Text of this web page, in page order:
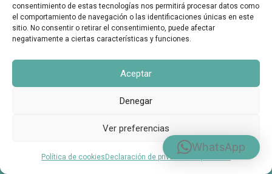
consentimiento de estas tecnologías nos permitirá procesar datos como
el comportamiento de navegación o las identificaciones únicas en este
sitio. No consentir o retirar el consentimiento, puede afectar
negativamente a ciertas características y funciones.
Aceptar
Denegar
Ver preferencias
Política de cookies Declaración de privacidad
Formas de Pago
Aviso Legal
WhatsApp